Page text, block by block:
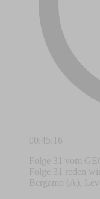
00:45:16
Folge 31 vom
Folge 31 reden
Bergamo (A),